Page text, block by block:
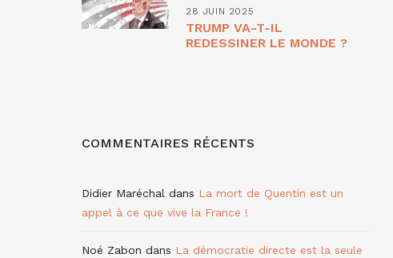
28 JUIN 2025
TRUMP VA-T-IL
REDESSINER LE MONDE ?
COMMENTAIRES RÉCENTS
Didier Maréchal dans La mort de Quentin est un
appel à ce que vive la France !
Noé Zabon dans La démocratie directe est la seule